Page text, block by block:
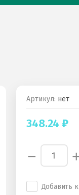
Артикул: нет
348.24 ₽
−
Добавить